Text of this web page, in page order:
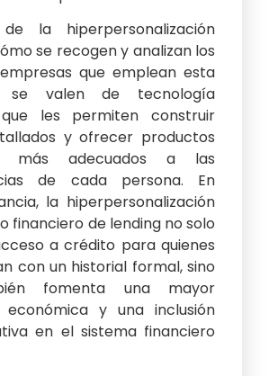
la hiperpersonalización
se recogen y analizan los
que emplean esta
se valen de tecnología
les permiten construir
y ofrecer productos
más adecuados a las
de cada persona. En
la hiperpersonalización
financiero de lending no solo
a crédito para quienes
con un historial formal, sino
fomenta una mayor
económica y una inclusión
en el sistema financiero